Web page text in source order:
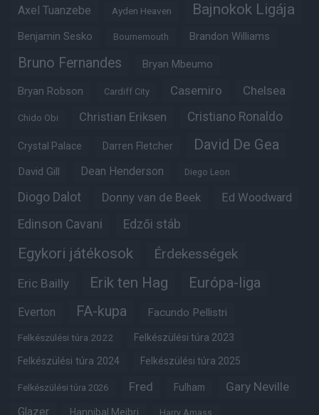
Axel Tuanzebe Ayden Heaven Bajnokok Ligája
Benjamin Sesko Bournemouth Brandon Williams
Bruno Fernandes Bryan Mbeumo
Bryan Robson Cardiff City Casemiro Chelsea
Chido Obi Christian Eriksen Cristiano Ronaldo
Crystal Palace Darren Fletcher David De Gea
David Gill Dean Henderson Diego Leon
Diogo Dalot Donny van de Beek Ed Woodward
Edinson Cavani Edzői stáb
Egykori játékosok Érdekességek
Eric Bailly Erik ten Hag Európa-liga
Everton FA-kupa Facundo Pellistri
Felkészülési túra 2022 Felkészülési túra 2023
Felkészülési túra 2024 Felkészülési túra 2025
Felkészülési túra 2026 Fred Fulham Gary Neville
Glazer Hannibal Mejbri Harry Amass